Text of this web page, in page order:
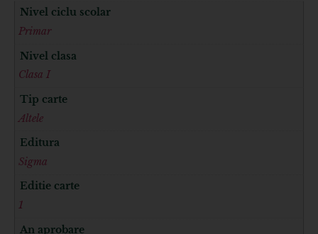
Nivel ciclu scolar
Primar
Nivel clasa
Clasa I
Tip carte
Altele
Editura
Sigma
Editie carte
1
An aprobare